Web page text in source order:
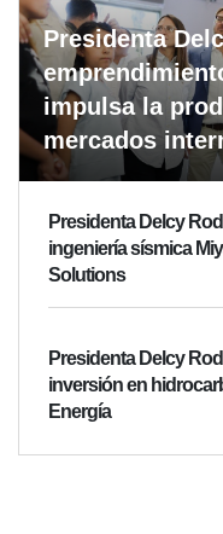
Presidenta
impulsa la
mercados
Presidenta Delcy
ingeniería sísmica
Solutions
Presidenta Delcy
inversión en
Energía